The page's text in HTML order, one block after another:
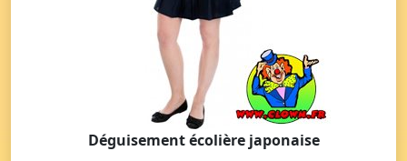
Déguisement écolière japonaise